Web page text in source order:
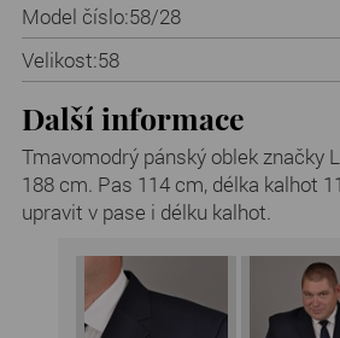
Model číslo:58/28
Velikost:58
Další informace
Tmavomodrý pánský oblek značky
188 cm. Pas 114 cm, délka kalhot
upravit v pase i délku kalhot.